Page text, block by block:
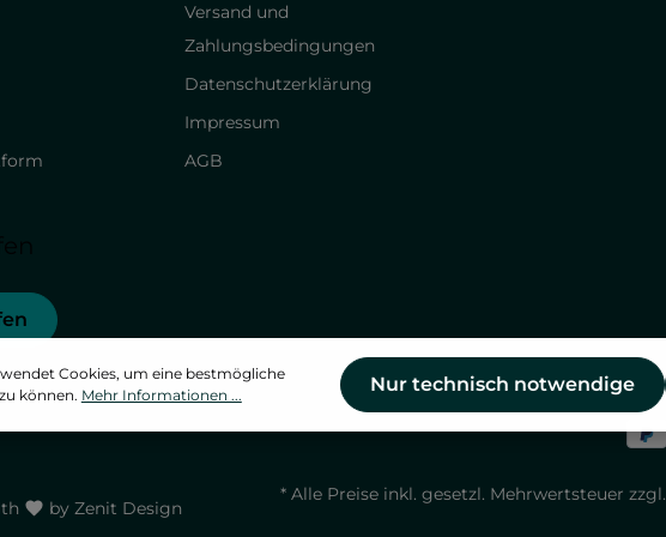
Versand und
Zahlungsbedingungen
Datenschutzerklärung
Impressum
AGB
by Zenit Design
* Alle Preise inkl. gesetzl. Mehrwertsteuer zzgl.
Cookies, um eine bestmögliche
können. Mehr Informationen ... Nur technisch notwendige